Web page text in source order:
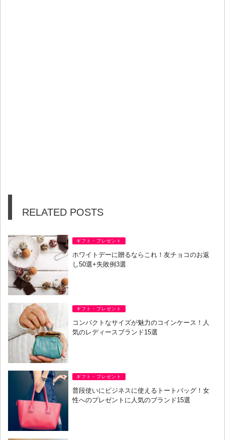
RELATED POSTS
ギフト・プレゼント
ホワイトデーに贈るならこれ！友チョコのお返
し50選+失敗例3選
ギフト・プレゼント
コンパクトなサイズが魅力のコインケース！人
気のレディースブランド15選
ギフト・プレゼント
普段使いにビジネスに使えるトートバッグ！女
性へのプレゼントに人気のブランド15選